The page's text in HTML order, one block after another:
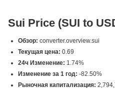
Sui Price (SUI to
Обзор: converter.overview.sui
Текущая цена: 0.69
24ч Изменение: 1.74%
Изменение за 1 год: -82.50%
Рыночная капитализация: